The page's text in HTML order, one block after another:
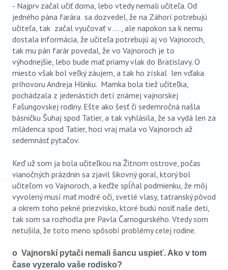
- Najprv začal učiť doma, lebo vtedy nemali učiteľa. Od
jedného pána farára sa dozvedel, že na Záhorí potrebujú
učiteľa, tak začal vyučovať v ...., ale napokon sa k nemu
dostala informácia, že učiteľa potrebujú aj vo Vajnoroch,
tak mu pán farár povedal, že vo Vajnoroch je to
výhodnejšie, lebo bude mať priamy vlak do Bratislavy. O
miesto však bol veľký záujem, a tak ho získal len vďaka
príhovoru Andreja Hlinku. Mamka bola tiež učiteľka,
pochádzala z jedenástich detí známej vajnorskej
Fašungovskej rodiny. Ešte ako šesť či sedemročná našla
básničku Šuhaj spod Tatier, a tak vyhlásila, že sa vydá len za
mládenca spod Tatier, hoci vraj mala vo Vajnoroch až
sedemnásť pytačov.
Keď už som ja bola učiteľkou na Žitnom ostrove, počas
vianočných prázdnin sa zjavil šikovný goral, ktorý bol
učiteľom vo Vajnoroch, a keďže spĺňal podmienku, že môj
vyvolený musí mať modré oči, svetlé vlasy, tatranský pôvod
a okrem toho pekné priezvisko, ktoré budú nosiť naše deti,
tak som sa rozhodla pre Pavla Čarnogurského. Vtedy som
netušila, že toto meno spôsobí problémy celej rodine.
o Vajnorskí pytači nemali šancu uspieť. Ako v tom
čase vyzeralo vaše rodisko?